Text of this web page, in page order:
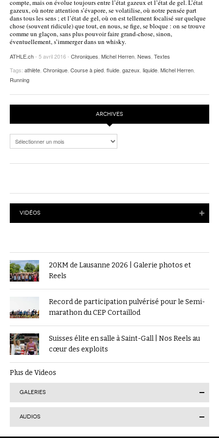
POURQUOI ATHLE.CH ?
ATHLE.CH RÉGIONS | VAUD
HIGHLIGHTS
LIVRES
compte, mais on évolue toujours entre l’état gazeux et l’état de gel. L’état
gazeux, où notre attention s’évapore, se volatilise, où notre pensée part
dans tous les sens ; et l’état de gel, où on est tellement focalisé sur quelque
chose (souvent ridicule) que tout, en nous, se fige, se bloque : on se trouve
comme un glaçon, sans plus pouvoir faire grand-chose, sinon,
éventuellement, s’immerger dans un whisky.
ATHLE.ch- 5 avril 2016 - Chroniques Michel Herren News Textes
Tags: athlète Chronique Course à pied fluide gazeux liquide Michel Herren
Running
ARCHIVES
Archives
VIDÉOS
20KM de Lausanne 2026 | Galerie photos et
Reels
Record de participation pulvérisé pour le Semi-
marathon du CEP Cortaillod
Suisses élite en salle à Saint-Gall | Nos Reels au
cœur des exploits
Plus de Videos
GALERIES
AUDIOS